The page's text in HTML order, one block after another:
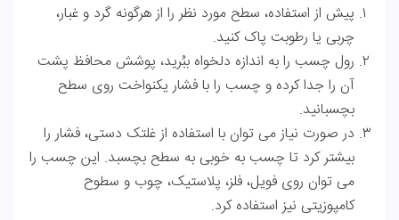
پیش از استفاده، سطح مورد نظر را از هرگونه گرد و غبار،
چربی یا رطوبت پاک کنید.
رول چسب را به اندازه دلخواه ببُرید، پوشش محافظ پشت
آن را جدا کرده و چسب را با فشار یکنواخت روی سطح
بچسبانید.
در صورت نیاز می‌ توان با استفاده از غلتک دستی، فشار را
بیشتر کرد تا چسب به خوبی به سطح بچسبد. این چسب را
می‌ توان روی فویل، فلز، پلاستیک، چوب و سطوح
کامپوزیتی نیز استفاده کرد.